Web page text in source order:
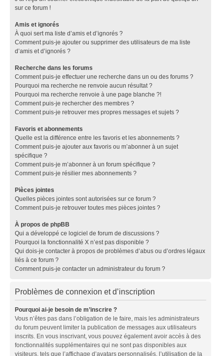
sur ce forum !
Amis et ignorés
À quoi sert ma liste d’amis et d’ignorés ?
Comment puis-je ajouter ou supprimer des utilisateurs de ma liste
d’amis et d’ignorés ?
Recherche dans les forums
Comment puis-je effectuer une recherche dans un ou des forums ?
Pourquoi ma recherche ne renvoie aucun résultat ?
Pourquoi ma recherche renvoie à une page blanche ?!
Comment puis-je rechercher des membres ?
Comment puis-je retrouver mes propres messages et sujets ?
Favoris et abonnements
Quelle est la différence entre les favoris et les abonnements ?
Comment puis-je ajouter aux favoris ou m’abonner à un sujet
spécifique ?
Comment puis-je m’abonner à un forum spécifique ?
Comment puis-je résilier mes abonnements ?
Pièces jointes
Quelles pièces jointes sont autorisées sur ce forum ?
Comment puis-je retrouver toutes mes pièces jointes ?
À propos de phpBB
Qui a développé ce logiciel de forum de discussions ?
Pourquoi la fonctionnalité X n’est pas disponible ?
Qui dois-je contacter à propos de problèmes d’abus ou d’ordres légaux
liés à ce forum ?
Comment puis-je contacter un administrateur du forum ?
Problèmes de connexion et d’inscription
Pourquoi ai-je besoin de m’inscrire ?
Vous n’êtes pas dans l’obligation de le faire, mais les administrateurs
du forum peuvent limiter la publication de messages aux utilisateurs
inscrits. En vous inscrivant, vous pouvez également avoir accès à des
fonctionnalités supplémentaires qui ne sont pas disponibles aux
visiteurs, tels que l’affichage d’avatars personnalisés, l’utilisation de la